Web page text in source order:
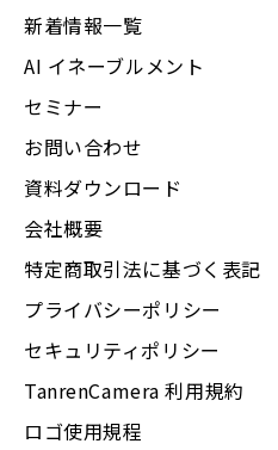
新着情報一覧
AI イネーブルメント
セミナー
お問い合わせ
資料ダウンロード
会社概要
特定商取引法に基づく表記
プライバシーポリシー
セキュリティポリシー
TanrenCamera 利用規約
ロゴ使用規程